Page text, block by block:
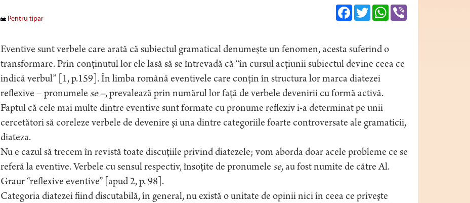
Pentru tipar
FacebookTwitterWhatsApp
Eventive sunt verbele care arată că subiectul gramatical denumeşte un fenomen, acesta suferind o
transformare. Prin conţinutul lor ele lasă să se întrevadă că “în cursul acţiunii subiectul devine ceea ce
indică verbul” [1, p.159]. În limba română eventivele care conţin în structura lor marca diatezei
reflexive – pronumele se –, prevalează prin numărul lor faţă de verbele devenirii cu formă activă.
Faptul că cele mai multe dintre eventive sunt formate cu pronume reflexiv i-a determinat pe unii
cercetători să coreleze verbele de devenire şi una dintre categoriile foarte controversate ale gramaticii,
diateza.
Nu e cazul să trecem în revistă toate discuţiile privind diatezele; vom aborda doar acele probleme ce se
referă la eventive. Verbele cu sensul respectiv, însoţite de pronumele se, au fost numite de către Al.
Graur “reflexive eventive” [apud 2, p. 98].
Categoria diatezei fiind discutabilă, în general, nu există o unitate de opinii nici în ceea ce priveşte